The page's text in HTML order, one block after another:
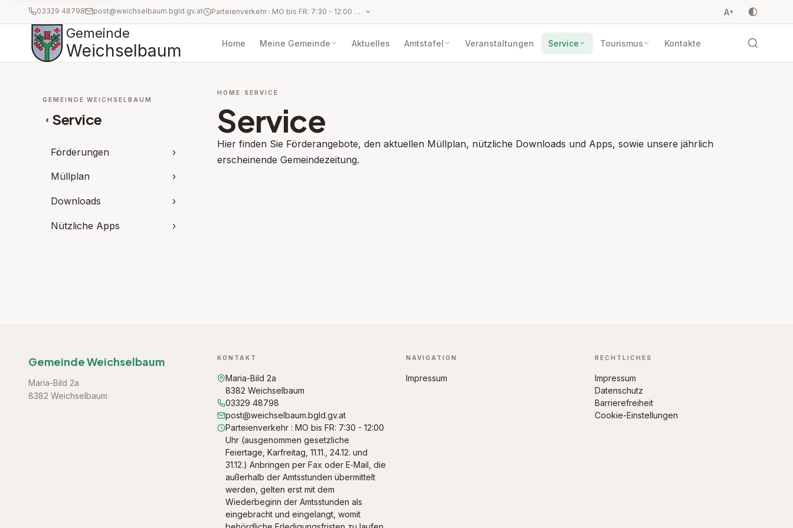
03329 48798 post@weichselbaum.bgld.gv.at Parteienverkehr : MO bis FR: 7:30 - 12:00 Uhr (ausgenommen gesetzliche Feiertage, Karfreitag, 11.11., 24.12. und 31.12.) Anbringen per Fax oder E‑Mail, die außerhalb der Amtsstunden übermittelt werden, gelten erst mit dem Wiederbeginn der Amtsstunden als eingebracht und eingelangt, womit behördliche Erledigungsfristen zu laufen beginnen. A+
Gemeinde
Weichselbaum Home Meine Gemeinde Aktuelles Amtstafel Veranstaltungen Service Tourismus Kontakte
GEMEINDE WEICHSELBAUM
‹ Service
Förderungen ›
Müllplan ›
Downloads ›
Nützliche Apps ›
HOME SERVICE
Service
Hier finden Sie Förderangebote, den aktuellen Müllplan, nützliche Downloads und Apps, sowie unsere jährlich
erscheinende Gemeindezeitung.
Gemeinde Weichselbaum
Maria-Bild 2a
8382 Weichselbaum
KONTAKT
Maria-Bild 2a
8382 Weichselbaum
03329 48798
post@weichselbaum.bgld.gv.at
Parteienverkehr : MO bis FR: 7:30 - 12:00
Uhr (ausgenommen gesetzliche
Feiertage, Karfreitag, 11.11., 24.12. und
31.12.) Anbringen per Fax oder E‑Mail, die
außerhalb der Amtsstunden übermittelt
werden, gelten erst mit dem
Wiederbeginn der Amtsstunden als
eingebracht und eingelangt, womit
NAVIGATION
Impressum
RECHTLICHES
Impressum
Datenschutz
Barrierefreiheit
Cookie-Einstellungen